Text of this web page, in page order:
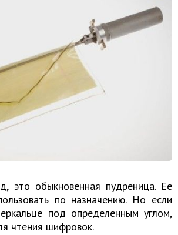
это обыкновенная пудреница. Ее
по назначению. Но если
под определенным углом,
чтения шифровок.